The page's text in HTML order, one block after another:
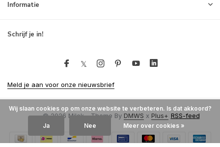
Informatie
Schrijf je in!
Meld je aan voor onze nieuwsbrief
© 2026 Milck - Theme By DMWS x Plus+ RSS-feed
Wij slaan cookies op om onze website te verbeteren. Is dat akkoord?
Ja Nee Meer over cookies »